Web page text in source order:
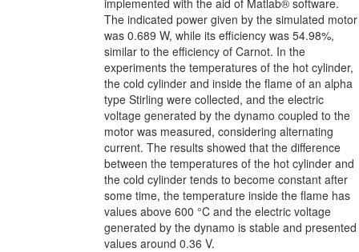
The indicated power given by the simulated motor
was 0.689 W, while its efficiency was 54.98%,
similar to the efficiency of Carnot. In the
experiments the temperatures of the hot cylinder,
the cold cylinder and inside the flame of an alpha
type Stirling were collected, and the electric
voltage generated by the dynamo coupled to the
motor was measured, considering alternating
current. The results showed that the difference
between the temperatures of the hot cylinder and
the cold cylinder tends to become constant after
some time, the temperature inside the flame has
values above 600 °C and the electric voltage
generated by the dynamo is stable and presented
values around 0.36 V.